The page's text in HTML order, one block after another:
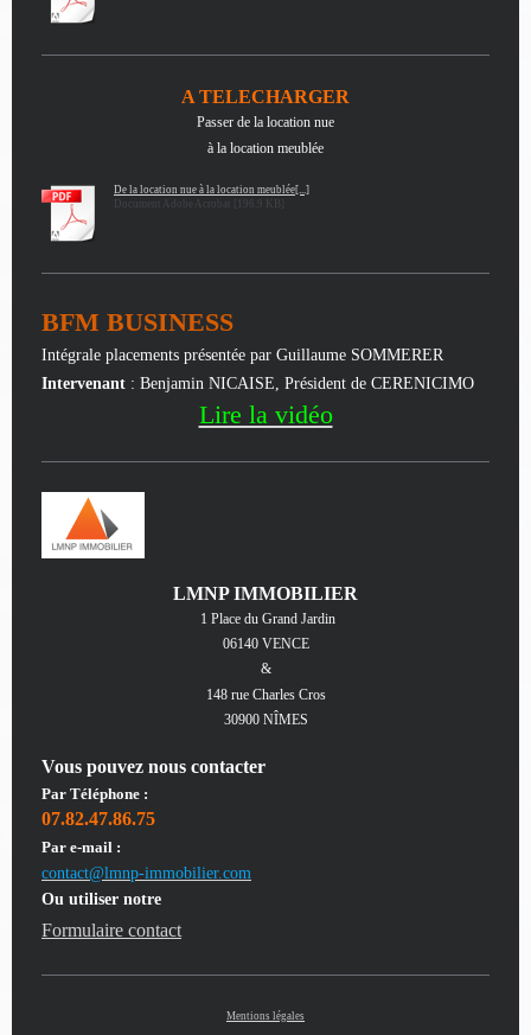
A TELECHARGER
Passer de la location nue
à la location meublée
De la location nue à la location meublée[...]
Document Adobe Acrobat [196.9 KB]
BFM BUSINESS
Intégrale placements présentée par Guillaume SOMMERER
Intervenant : Benjamin NICAISE, Président de CERENICIMO
Lire la vidéo
LMNP IMMOBILIER
1 Place du Grand Jardin
06140 VENCE
&
148 rue Charles Cros
30900 NÎMES
Vous pouvez nous contacter
Par Téléphone :
07.82.47.86.75
Par e-mail :
contact@lmnp-immobilier.com
Ou utiliser notre
Formulaire contact
Mentions légales